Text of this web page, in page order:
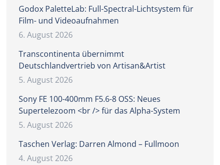
Godox PaletteLab: Full-Spectral-Lichtsystem für
Film- und Videoaufnahmen
6. August 2026
Transcontinenta übernimmt
Deutschlandvertrieb von Artisan&Artist
5. August 2026
Sony FE 100-400mm F5.6-8 OSS: Neues
Supertelezoom <br /> für das Alpha-System
5. August 2026
Taschen Verlag: Darren Almond – Fullmoon
4. August 2026